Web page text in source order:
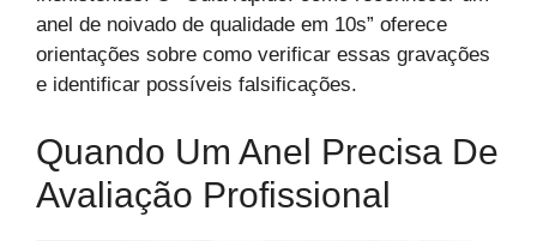
anel de noivado de qualidade em 10s” oferece
orientações sobre como verificar essas gravações
e identificar possíveis falsificações.
Quando Um Anel Precisa De
Avaliação Profissional